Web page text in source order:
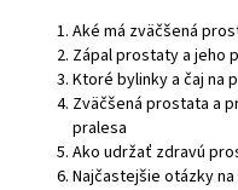
Aké má zväčšená
Zápal prostaty a jeho
Ktoré bylinky a čaj na
Zväčšená prostata a
pralesa
Ako udržať zdravú
Najčastejšie otázky